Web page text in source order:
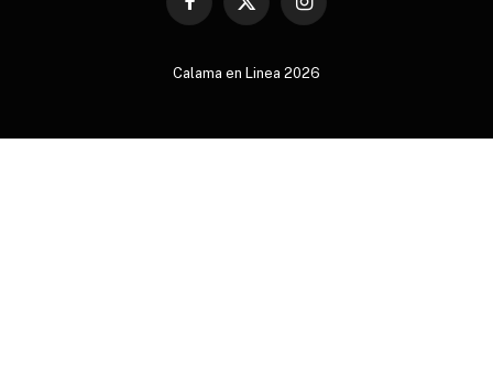
Facebook
X
Instagram
Calama en Linea 2026